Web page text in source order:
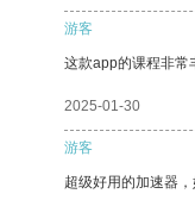
游客
这款app的课程非常
2025-01-30
游客
超级好用的加速器